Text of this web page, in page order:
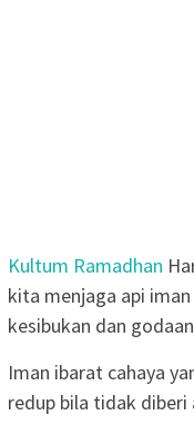
Kultum Ramadhan
kita menjaga api
kesibukan dan
Iman ibarat cahaya
redup bila tidak diberi